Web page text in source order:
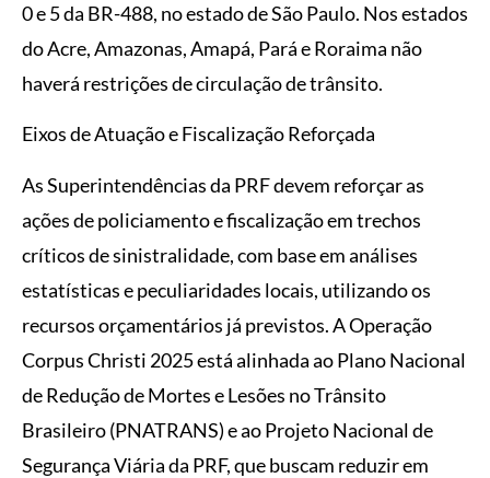
0 e 5 da BR-488, no estado de São Paulo. Nos estados
do Acre, Amazonas, Amapá, Pará e Roraima não
haverá restrições de circulação de trânsito.
Eixos de Atuação e Fiscalização Reforçada
As Superintendências da PRF devem reforçar as
ações de policiamento e fiscalização em trechos
críticos de sinistralidade, com base em análises
estatísticas e peculiaridades locais, utilizando os
recursos orçamentários já previstos. A Operação
Corpus Christi 2025 está alinhada ao Plano Nacional
de Redução de Mortes e Lesões no Trânsito
Brasileiro (PNATRANS) e ao Projeto Nacional de
Segurança Viária da PRF, que buscam reduzir em